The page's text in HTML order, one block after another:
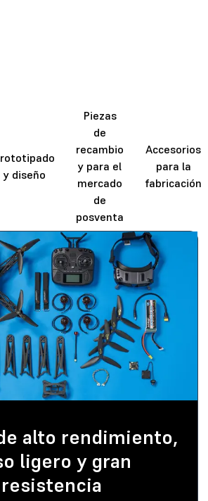
y diseño
Piezas
de
recambio
y para el
mercado
de
posventa
Accesorios
para la
fabricación
alto rendimiento,
ligero y gran
resistencia